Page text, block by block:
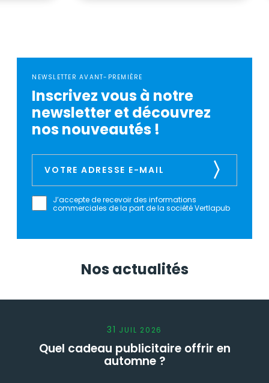
NEWSLETTER AVANT-PREMIÈRE
Inscrivez vous à notre
newsletter et découvrez
nos nouveautés !
J’accepte de recevoir des informations
commerciales de la part de la société Vertlapub
Nos actualités
31 JUIL 2026
Quel cadeau publicitaire offrir en
automne ?